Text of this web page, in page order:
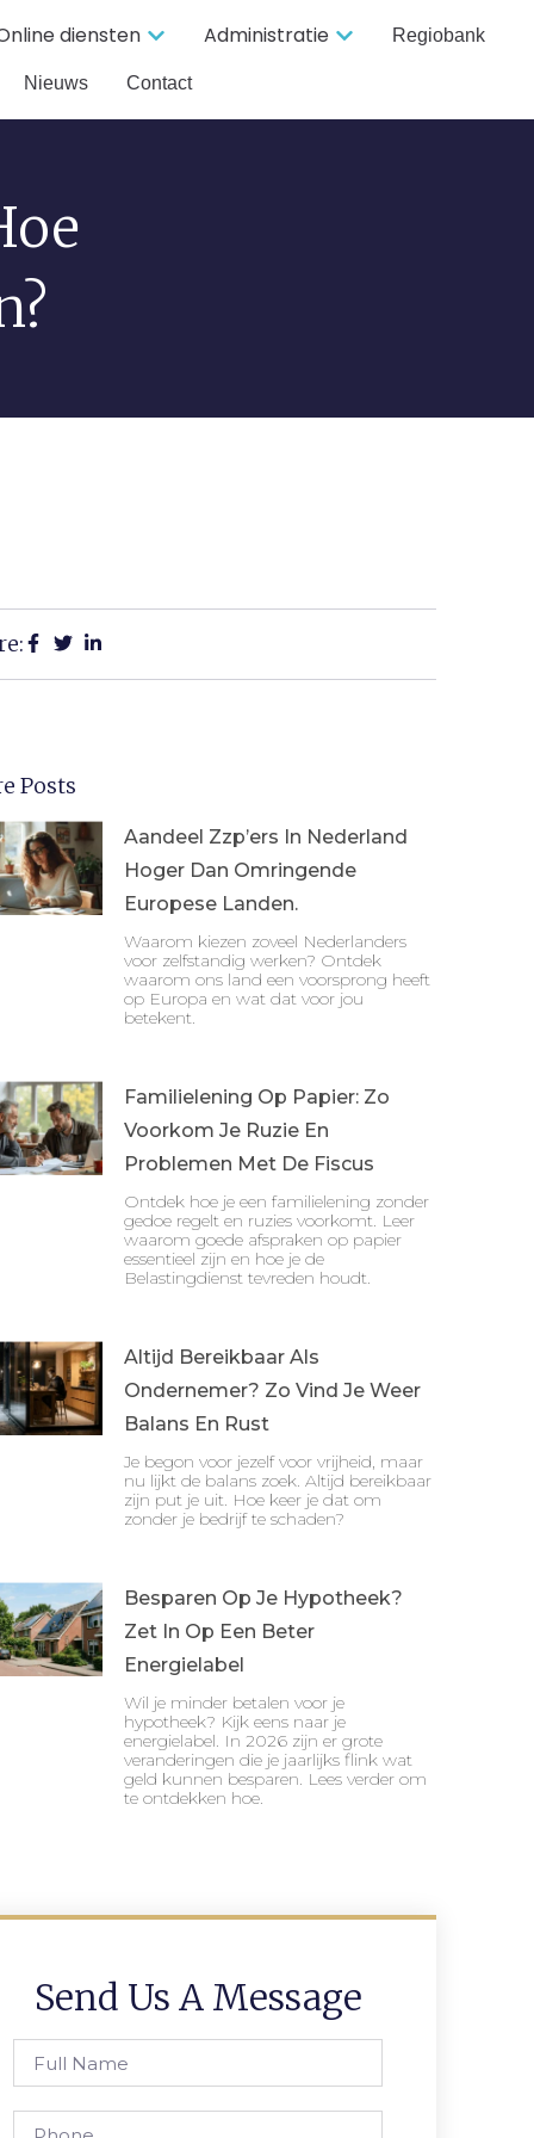
diensten Administratie Regiobank
Nieuws Contact
Posts
Aandeel Zzp’ers In Nederland
Hoger Dan Omringende
Europese Landen.
Waarom kiezen zoveel Nederlanders
voor zelfstandig werken? Ontdek
waarom ons land een voorsprong heeft
op Europa en wat dat voor jou
betekent.
Familielening Op Papier: Zo
Voorkom Je Ruzie En
Problemen Met De Fiscus
Ontdek hoe je een familielening zonder
gedoe regelt en ruzies voorkomt. Leer
waarom goede afspraken op papier
essentieel zijn en hoe je de
Belastingdienst tevreden houdt.
Altijd Bereikbaar Als
Ondernemer? Zo Vind Je Weer
Balans En Rust
Je begon voor jezelf voor vrijheid, maar
nu lijkt de balans zoek. Altijd bereikbaar
zijn put je uit. Hoe keer je dat om
zonder je bedrijf te schaden?
Besparen Op Je Hypotheek?
Zet In Op Een Beter
Energielabel
Wil je minder betalen voor je
hypotheek? Kijk eens naar je
energielabel. In 2026 zijn er grote
veranderingen die je jaarlijks flink wat
geld kunnen besparen. Lees verder om
te ontdekken hoe.
Send Us A Message